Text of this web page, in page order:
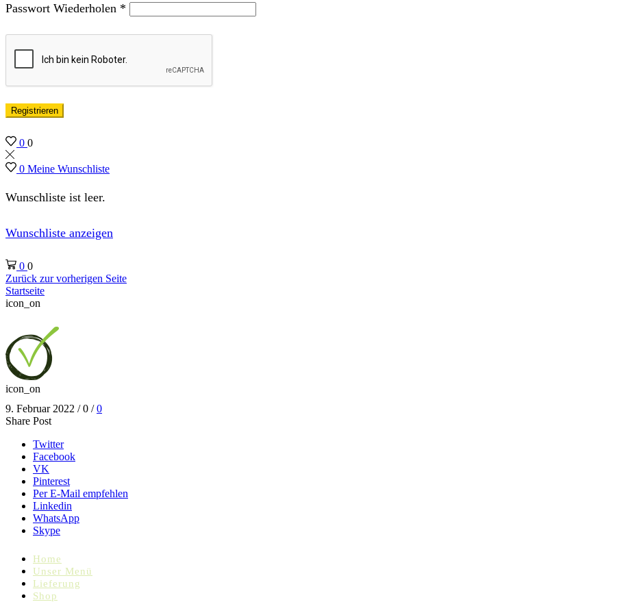
Passwort Wiederholen *
Registrieren
0 0
0 Meine Wunschliste
Wunschliste ist leer.
Wunschliste anzeigen
0 0
Zurück zur vorherigen Seite
Startseite
icon_on
icon_on
9. Februar 2022 / 0 / 0
Share Post
Twitter
Facebook
VK
Pinterest
Per E-Mail empfehlen
Linkedin
WhatsApp
Skype
Home
Unser Menü
Lieferung
Shop